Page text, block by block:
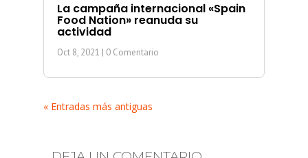
La campaña internacional «Spain
Food Nation» reanuda su
actividad
Oct 8, 2021 | 0 Comentario
« Entradas más antiguas